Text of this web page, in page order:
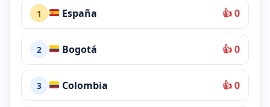
1 España 👍 0
2 Bogotá 👍 0
3 Colombia 👍 0